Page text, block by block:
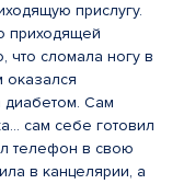
прислугу.
приходящей
что сломала ногу в
оказался
диабетом. Сам
сам себе готовил
телефон в свою
в канцелярии, а